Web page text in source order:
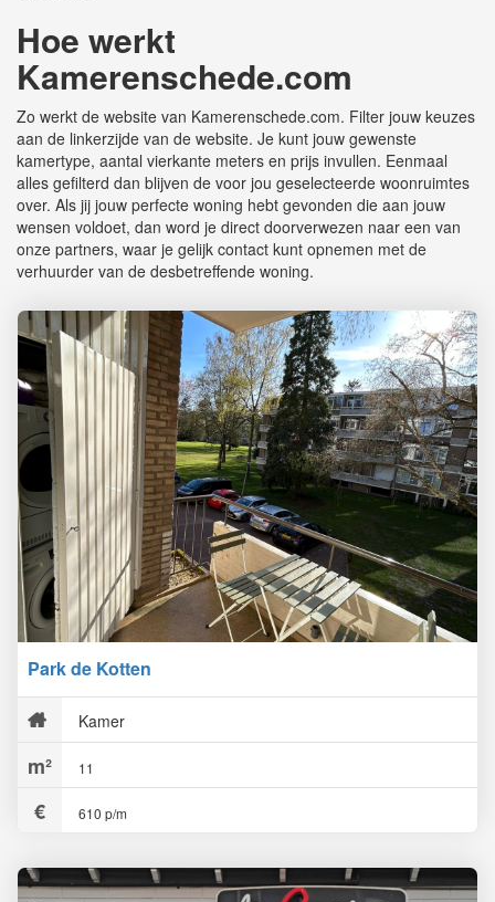
Hoe werkt
Kamerenschede.com
Zo werkt de website van Kamerenschede.com. Filter jouw keuzes
aan de linkerzijde van de website. Je kunt jouw gewenste
kamertype, aantal vierkante meters en prijs invullen. Eenmaal
alles gefilterd dan blijven de voor jou geselecteerde woonruimtes
over. Als jij jouw perfecte woning hebt gevonden die aan jouw
wensen voldoet, dan word je direct doorverwezen naar een van
onze partners, waar je gelijk contact kunt opnemen met de
verhuurder van de desbetreffende woning.
Park de Kotten
Kamer
11
610 p/m